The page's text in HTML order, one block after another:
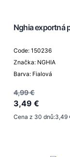
Nghia exportná
Code: 150236
Značka: NGHIA
Barva: Fialová
4,99 €
3,49 €
Cena z 30 dnů:3,49